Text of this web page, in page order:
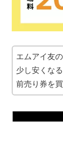
エムアイ友
少し安くな
前売り券を